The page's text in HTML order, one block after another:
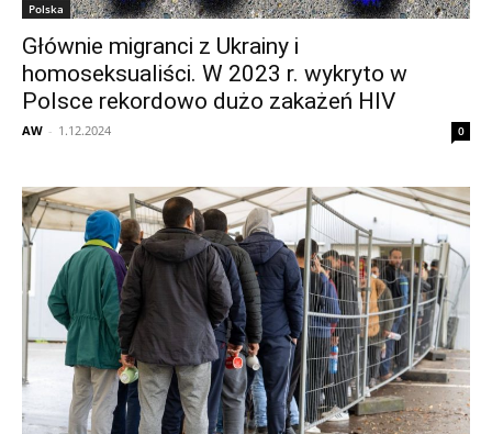
Polska
Głównie migranci z Ukrainy i
homoseksualiści. W 2023 r. wykryto w
Polsce rekordowo dużo zakażeń HIV
AW - 1.12.2024 0